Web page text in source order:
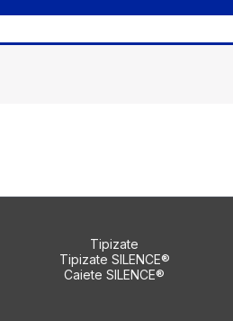
Tipizate
Tipizate SILENCE®
Caiete SILENCE®